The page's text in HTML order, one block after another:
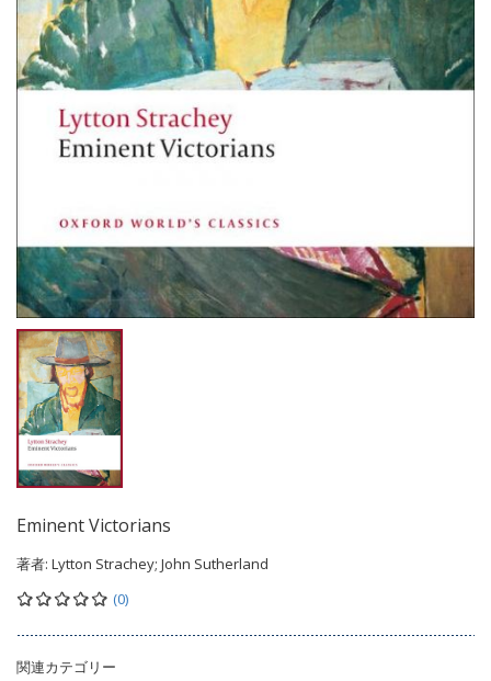
Eminent Victorians
著者: Lytton Strachey; John Sutherland
(0)
関連カテゴリー